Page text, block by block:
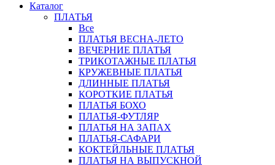
Каталог
ПЛАТЬЯ
Все
ПЛАТЬЯ ВЕСНА-ЛЕТО
ВЕЧЕРНИЕ ПЛАТЬЯ
ТРИКОТАЖНЫЕ ПЛАТЬЯ
КРУЖЕВНЫЕ ПЛАТЬЯ
ДЛИННЫЕ ПЛАТЬЯ
КОРОТКИЕ ПЛАТЬЯ
ПЛАТЬЯ БОХО
ПЛАТЬЯ-ФУТЛЯР
ПЛАТЬЯ НА ЗАПАХ
ПЛАТЬЯ-САФАРИ
КОКТЕЙЛЬНЫЕ ПЛАТЬЯ
ПЛАТЬЯ НА ВЫПУСКНОЙ